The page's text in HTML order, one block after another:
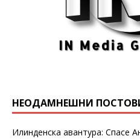
НЕОДАМНЕШНИ
Илинденска авантура: Спасе